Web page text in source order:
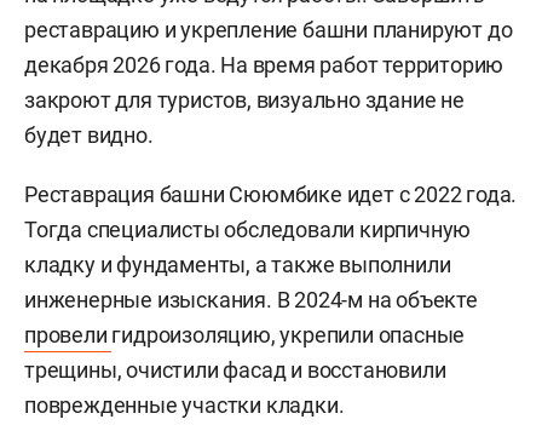
реставрацию и укрепление башни планируют до
декабря 2026 года. На время работ территорию
закроют для туристов, визуально здание не
будет видно.
Реставрация башни Сююмбике идет с 2022 года.
Тогда специалисты обследовали кирпичную
кладку и фундаменты, а также выполнили
инженерные изыскания. В 2024-м на объекте
провели гидроизоляцию, укрепили опасные
трещины, очистили фасад и восстановили
поврежденные участки кладки.